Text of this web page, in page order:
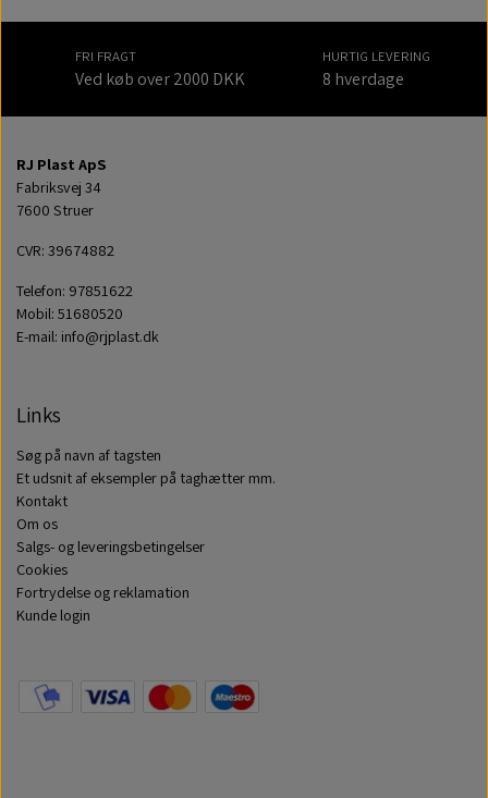
FRI FRAGT
Ved køb over 2000 DKK
HURTIG LEVERING
8 hverdage
RJ Plast ApS
Fabriksvej 34
7600 Struer
CVR: 39674882
Telefon: 97851622
Mobil: 51680520
E-mail: info@rjplast.dk
Links
Søg på navn af tagsten
Et udsnit af eksempler på taghætter mm.
Kontakt
Om os
Salgs- og leveringsbetingelser
Cookies
Fortrydelse og reklamation
Kunde login